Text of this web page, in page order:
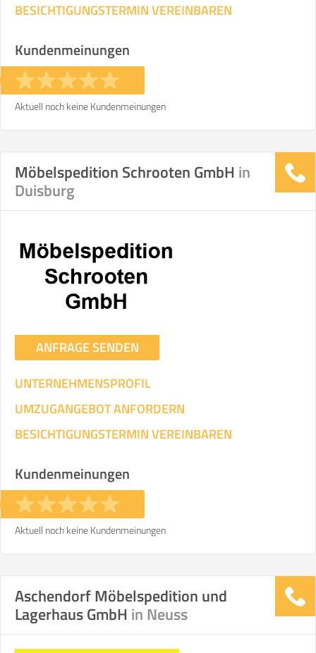
KOSTENSCHÄTZUNG:
ICH MÖCHTE ANGEBOTE ANFORDERN
SO ERRECHNET SICH DIE KOSTENSCHÄTZUNG
BESICHTIGUNGSTERMIN VEREINBAREN
Kundenmeinungen
Aktuell noch keine Kundenmeinungen
Möbelspedition Schrooten GmbH in
Duisburg
ANFRAGE SENDEN
UNTERNEHMENSPROFIL
UMZUGANGEBOT ANFORDERN
BESICHTIGUNGSTERMIN VEREINBAREN
Kundenmeinungen
Aktuell noch keine Kundenmeinungen
Aschendorf Möbelspedition und
Lagerhaus GmbH in Neuss